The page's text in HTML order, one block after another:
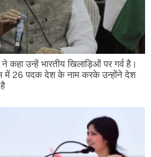
कहा उन्हें भारतीय खिलाड़िओं पर गर्व है।
में 26 पदक देश के नाम करके उन्होंने देश